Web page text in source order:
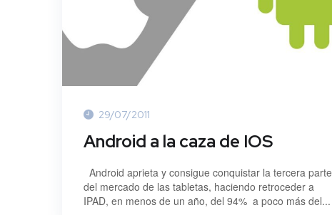
29/07/2011
Android a la caza de IOS
Android aprieta y consigue conquistar la tercera parte
del mercado de las tabletas, haciendo retroceder a
IPAD, en menos de un año, del 94% a poco más del...